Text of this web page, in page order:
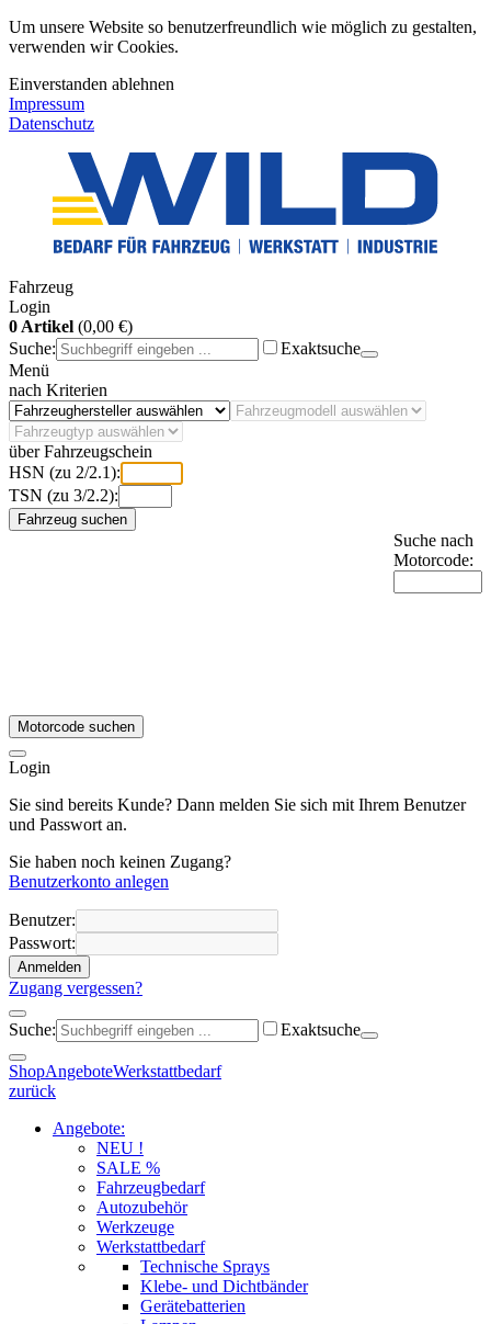
Um unsere Website so benutzerfreundlich wie möglich zu gestalten,
verwenden wir Cookies.
Einverstanden ablehnen
Impressum
Datenschutz
Fahrzeug
Login
0 Artikel (0,00 €)
Suche:
Exaktsuche
Menü
nach Kriterien
über Fahrzeugschein
HSN (zu 2/2.1):
TSN (zu 3/2.2):
Fahrzeug suchen
Suche nach
Motorcode:
Motorcode suchen
Login
Sie sind bereits Kunde? Dann melden Sie sich mit Ihrem Benutzer
und Passwort an.
Sie haben noch keinen Zugang?
Benutzerkonto anlegen
Benutzer:
Passwort:
Anmelden
Zugang vergessen?
Suche: Exaktsuche
ShopAngeboteWerkstattbedarf
zurück
Angebote:
NEU !
SALE %
Fahrzeugbedarf
Autozubehör
Werkzeuge
Werkstattbedarf
Technische Sprays
Klebe- und Dichtbänder
Gerätebatterien